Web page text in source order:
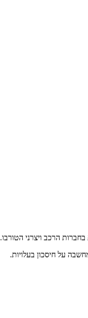
הרכב ויצרני הטורבו.
על חיסכון בעלויות.